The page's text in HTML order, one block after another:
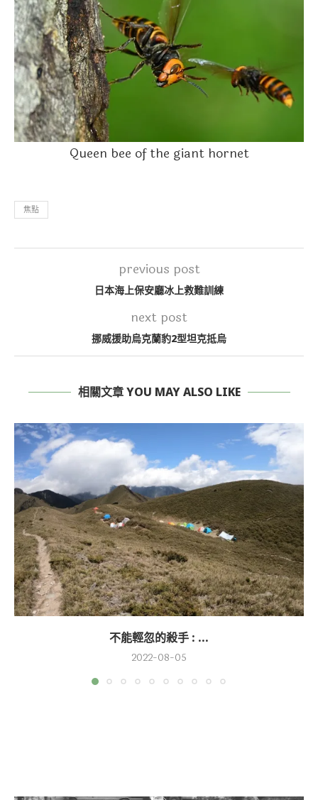
Queen bee of the giant hornet
焦點
previous post
日本海上保安廳冰上救難訓練
next post
挪威援助烏克蘭豹2型坦克抵烏
相關文章 YOU MAY ALSO LIKE
不能輕忽的殺手 : ...
2022-08-05